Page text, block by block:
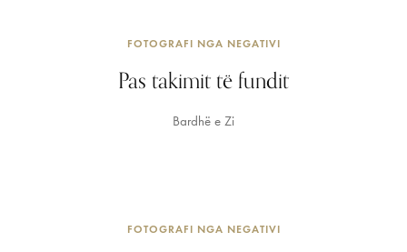
FOTOGRAFI NGA NEGATIVI
Pas takimit të fundit
Bardhë e Zi
FOTOGRAFI NGA NEGATIVI